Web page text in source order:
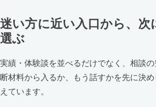
迷い方に近い入口から、次
選ぶ
実績・体験談を並べるだけでなく、相談
断材料から入るか、もう話すかを先に決
えています。